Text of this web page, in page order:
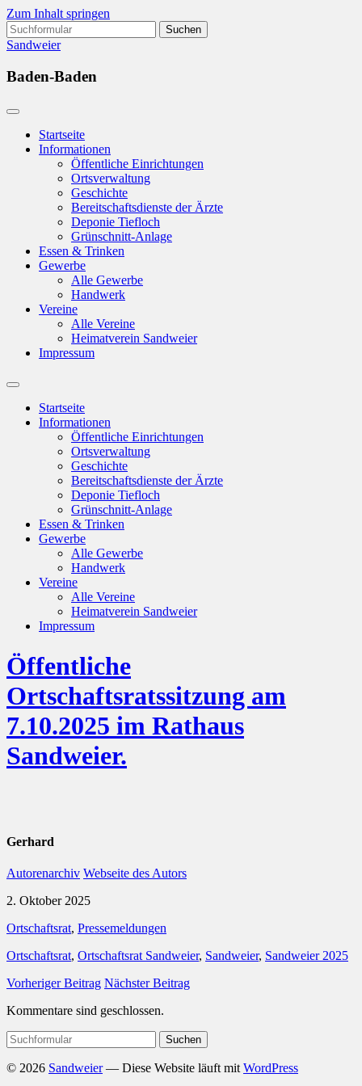
Zum Inhalt springen
Suchen
nach:
Sandweier
Baden-Baden
Startseite
Informationen
Öffentliche Einrichtungen
Ortsverwaltung
Geschichte
Bereitschaftsdienste der Ärzte
Deponie Tiefloch
Grünschnitt-Anlage
Essen & Trinken
Gewerbe
Alle Gewerbe
Handwerk
Vereine
Alle Vereine
Heimatverein Sandweier
Impressum
Suchfeld
ein-/ausblenden
Startseite
Informationen
Öffentliche Einrichtungen
Ortsverwaltung
Geschichte
Bereitschaftsdienste der Ärzte
Deponie Tiefloch
Grünschnitt-Anlage
Essen & Trinken
Gewerbe
Alle Gewerbe
Handwerk
Vereine
Alle Vereine
Heimatverein Sandweier
Impressum
Öffentliche
Ortschaftsratssitzung am
7.10.2025 im Rathaus
Sandweier.
Gerhard
Autorenarchiv Webseite des Autors
2. Oktober 2025
Ortschaftsrat, Pressemeldungen
Ortschaftsrat, Ortschaftsrat Sandweier, Sandweier, Sandweier 2025
Vorheriger Beitrag Nächster Beitrag
Kommentare sind geschlossen.
Suchen
nach:
© 2026 Sandweier— Diese Website läuft mit WordPress